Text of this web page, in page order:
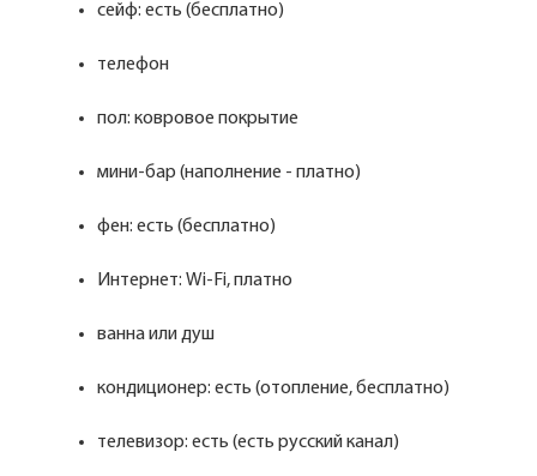
сейф: есть (бесплатно)
телефон
пол: ковровое покрытие
мини-бар (наполнение - платно)
фен: есть (бесплатно)
Интернет: Wi-Fi, платно
ванна или душ
кондиционер: есть (отопление, бесплатно)
телевизор: есть (есть русский канал)